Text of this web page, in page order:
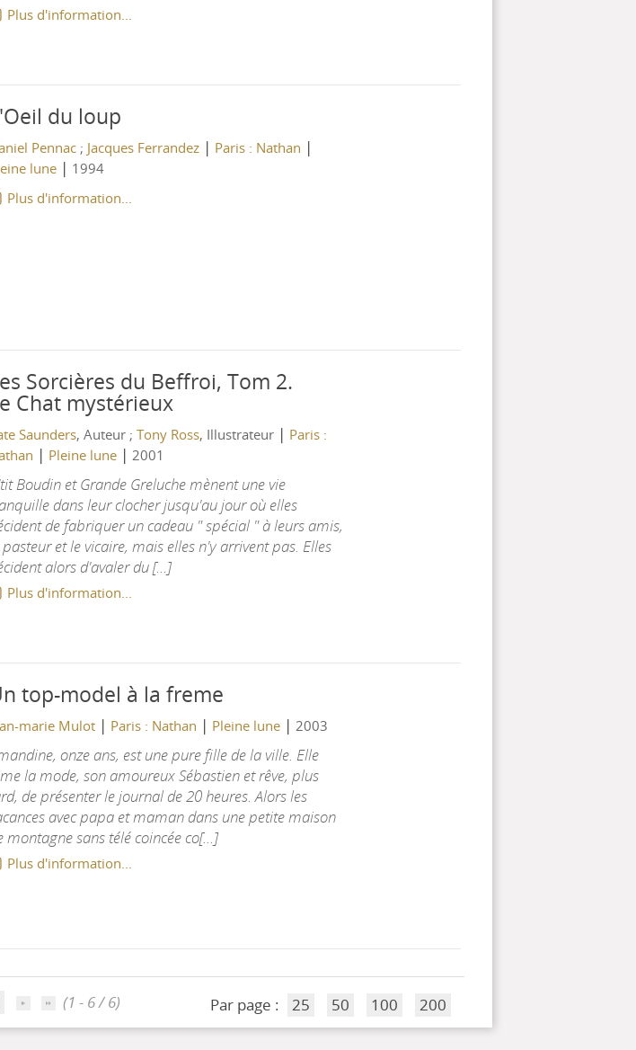
Plus d'information...
du loup
Pennac; Jacques Ferrandez | Paris : Nathan |
lune| 1994
Plus d'information...
Sorcières du Beffroi, Tom 2.
Chat mystérieux
Saunders, Auteur ; Tony Ross, Illustrateur | Paris :
| Pleine lune| 2001
Boudin et Grande Greluche mènent une vie
dans leur clocher jusqu'au jour où elles
de fabriquer un cadeau " spécial " à leurs amis,
pasteur et le vicaire, mais elles n'y arrivent pas. Elles
alors d'avaler du [...]
Plus d'information...
top-model à la freme
marie Mulot | Paris : Nathan | Pleine lune| 2003
onze ans, est une pure fille de la ville. Elle
la mode, son amoureux Sébastien et rêve, plus
de présenter le journal de 20 heures. Alors les
avec papa et maman dans une petite maison
montagne sans télé coincée co[...]
Plus d'information...
(1 - 6 / 6) Par page : 25 50 100 200